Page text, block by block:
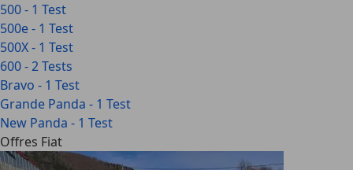
500 - 1 Test
500e - 1 Test
500X - 1 Test
600 - 2 Tests
Bravo - 1 Test
Grande Panda - 1 Test
New Panda - 1 Test
Offres Fiat